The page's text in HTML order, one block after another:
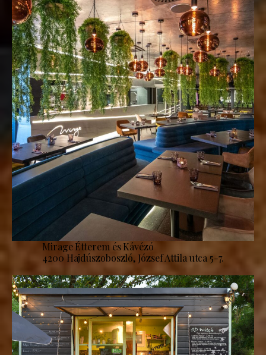
Mirage Étterem és Kávézó
4200 Hajdúszoboszló, József Attila utca 5-7.